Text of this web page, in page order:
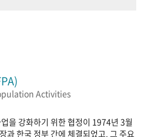
Activities
을 강화하기 위한 협정이 1974년 3월
과 한국 정부 간에 체결되었고, 그 주요